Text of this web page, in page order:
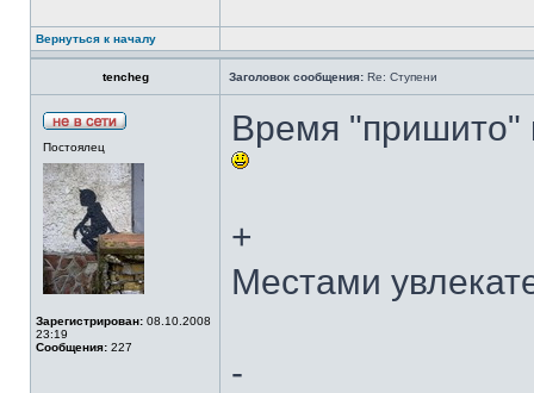
Вернуться к началу
tencheg Заголовок сообщения: Re: Ступени
Постоялец
Зарегистрирован: 08.10.2008
23:19
Сообщения: 227
Время "пришито"
+
Местами
-